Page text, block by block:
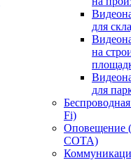
для
на
для
Fi)
СОТА)